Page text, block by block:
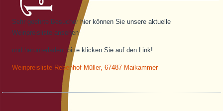
Sehr geehrte Besucher hier können Sie unsere aktuelle
Weinpreisliste ansehen
und herunterladen, bitte klicken Sie auf den Link!
Weinpreisliste Rebenhof Müller, 67487 Maikammer